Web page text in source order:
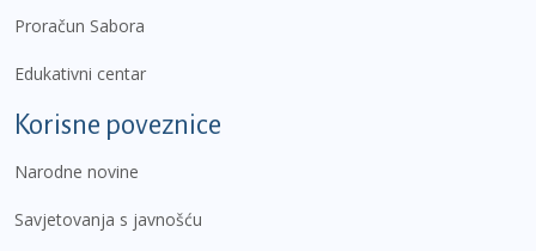
Proračun Sabora
Edukativni centar
Korisne poveznice
Narodne novine
Savjetovanja s javnošću